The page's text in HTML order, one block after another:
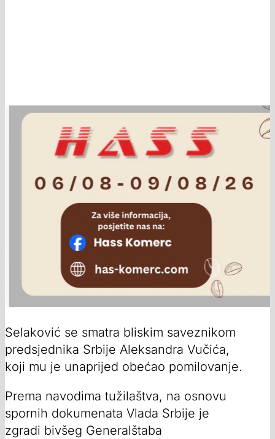
Selaković se smatra bliskim saveznikom
predsjednika Srbije Aleksandra Vučića,
koji mu je unaprijed obećao pomilovanje.
Prema navodima tužilaštva, na osnovu
spornih dokumenata Vlada Srbije je
zgradi bivšeg Generalštaba